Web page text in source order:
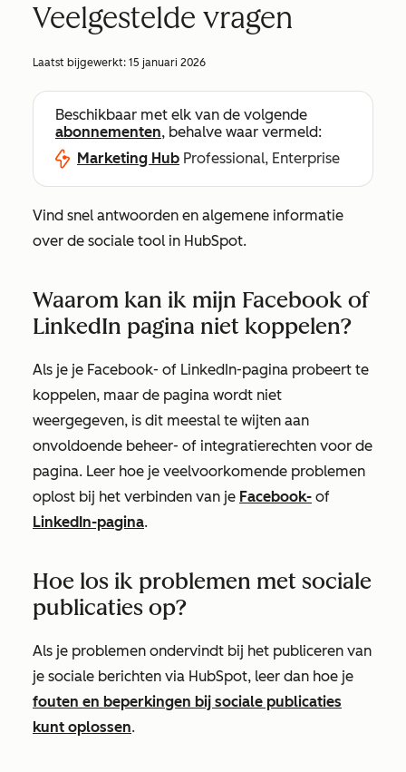
Veelgestelde vragen
Laatst bijgewerkt: 15 januari 2026
Beschikbaar met elk van de volgende
abonnementen, behalve waar vermeld:
Marketing Hub Professional, Enterprise
Vind snel antwoorden en algemene informatie
over de sociale tool in HubSpot.
Waarom kan ik mijn Facebook of
LinkedIn pagina niet koppelen?
Als je je Facebook- of LinkedIn-pagina probeert te
koppelen, maar de pagina wordt niet
weergegeven, is dit meestal te wijten aan
onvoldoende beheer- of integratierechten voor de
pagina. Leer hoe je veelvoorkomende problemen
oplost bij het verbinden van je Facebook- of
LinkedIn-pagina.
Hoe los ik problemen met sociale
publicaties op?
Als je problemen ondervindt bij het publiceren van
je sociale berichten via HubSpot, leer dan hoe je
fouten en beperkingen bij sociale publicaties
kunt oplossen.